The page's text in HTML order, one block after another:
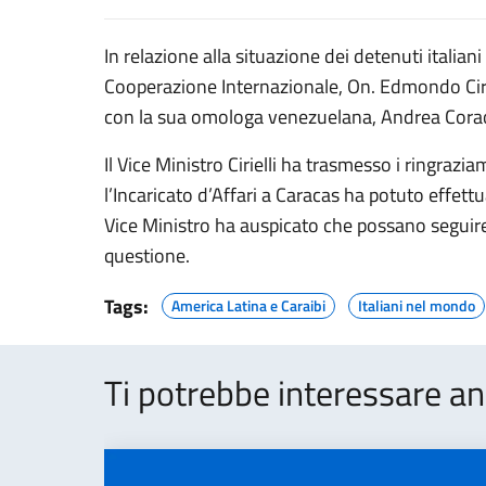
In relazione alla situazione dei detenuti
Cooperazione Internazionale, On. Edmondo
con la sua omologa venezuelana, Andrea
Il Vice Ministro Cirielli ha trasmesso i
l’Incaricato d’Affari a Caracas ha potuto
Vice Ministro ha auspicato che possano
questione.
Tags:
America Latina e Caraibi Italiani nel mondo
Ti potrebbe interessare